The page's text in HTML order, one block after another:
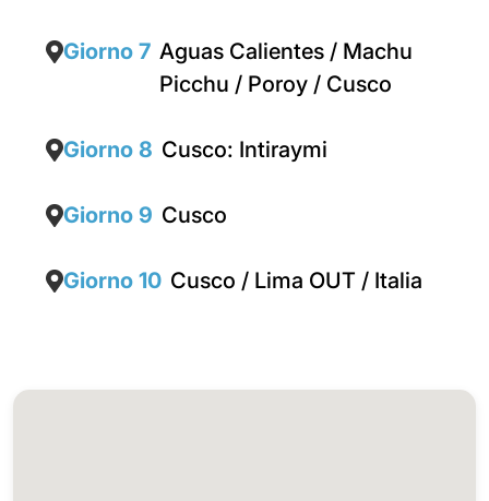
Giorno 7 Aguas Calientes / Machu
Picchu / Poroy / Cusco
Giorno 8 Cusco: Intiraymi
Giorno 9 Cusco
Giorno 10 Cusco / Lima OUT / Italia